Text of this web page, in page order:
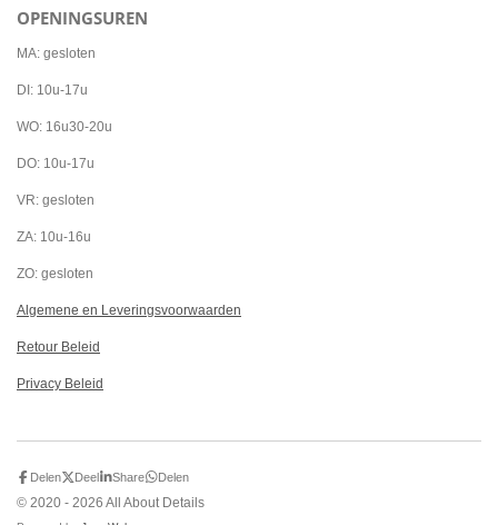
e
o
k
g
a
m
t
OPENINGSUREN
MA: gesloten
DI: 10u-17u
WO: 16u30-20u
DO: 10u-17u
VR: gesloten
ZA: 10u-16u
ZO: gesloten
Algemene en Leveringsvoorwaarden
Retour Beleid
Privacy Beleid
Delen Deel Share Delen
© 2020 - 2026 All About Details